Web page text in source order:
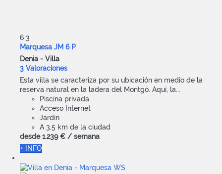
6 3
Marquesa JM 6 P
Denia - Villa
3 Valoraciones
Esta villa se caracteriza por su ubicación en medio de la
reserva natural en la ladera del Montgó. Aquí, la...
Piscina privada
Acceso Internet
Jardín
A 3,5 km de la ciudad
desde 1.239 € / semana
+ INFO